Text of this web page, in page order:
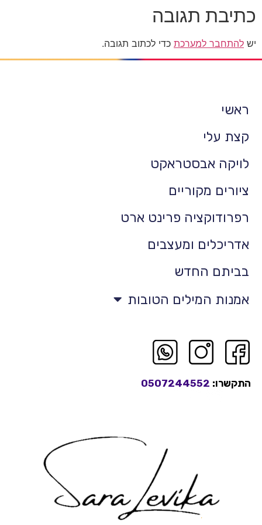
כתיבת תגובה
יש להתחבר למערכת כדי לכתוב תגובה.
ראשי
קצת עלי
לויקה אבסטראקט
ציורים מקוריים
רפרודוקציה פרינט ארט
אדריכלים ומעצבים
בביתם החדש
אמנות המילים הטובות
התקשרו: 0507244552